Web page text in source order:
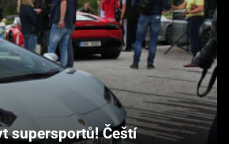
supersportů! Čeští